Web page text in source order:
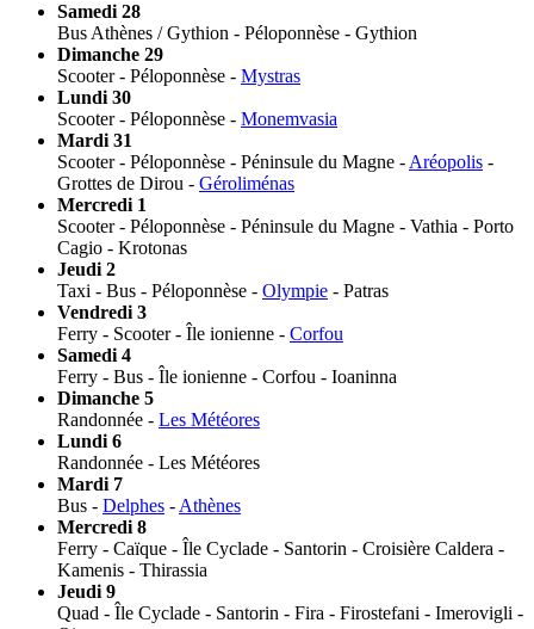
Samedi 28
Bus Athènes / Gythion - Péloponnèse - Gythion
Dimanche 29
Scooter - Péloponnèse - Mystras
Lundi 30
Scooter - Péloponnèse - Monemvasia
Mardi 31
Scooter - Péloponnèse - Péninsule du Magne - Aréopolis -
Grottes de Dirou - Géroliménas
Mercredi 1
Scooter - Péloponnèse - Péninsule du Magne - Vathia - Porto
Cagio - Krotonas
Jeudi 2
Taxi - Bus - Péloponnèse - Olympie - Patras
Vendredi 3
Ferry - Scooter - Île ionienne - Corfou
Samedi 4
Ferry - Bus - Île ionienne - Corfou - Ioaninna
Dimanche 5
Randonnée - Les Météores
Lundi 6
Randonnée - Les Météores
Mardi 7
Bus - Delphes - Athènes
Mercredi 8
Ferry - Caïque - Île Cyclade - Santorin - Croisière Caldera -
Kamenis - Thirassia
Jeudi 9
Quad - Île Cyclade - Santorin - Fira - Firostefani - Imerovigli -